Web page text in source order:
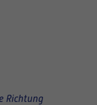
Richtung